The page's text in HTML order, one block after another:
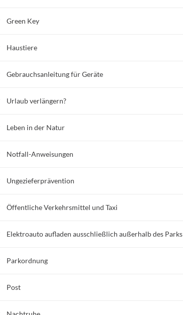
Green Key
Haustiere
Gebrauchsanleitung für Geräte
Urlaub verlängern?
Leben in der Natur
Notfall-Anweisungen
Ungezieferprävention
Öffentliche Verkehrsmittel und Taxi
Elektroauto aufladen ausschließlich außerhalb des Parks
Parkordnung
Post